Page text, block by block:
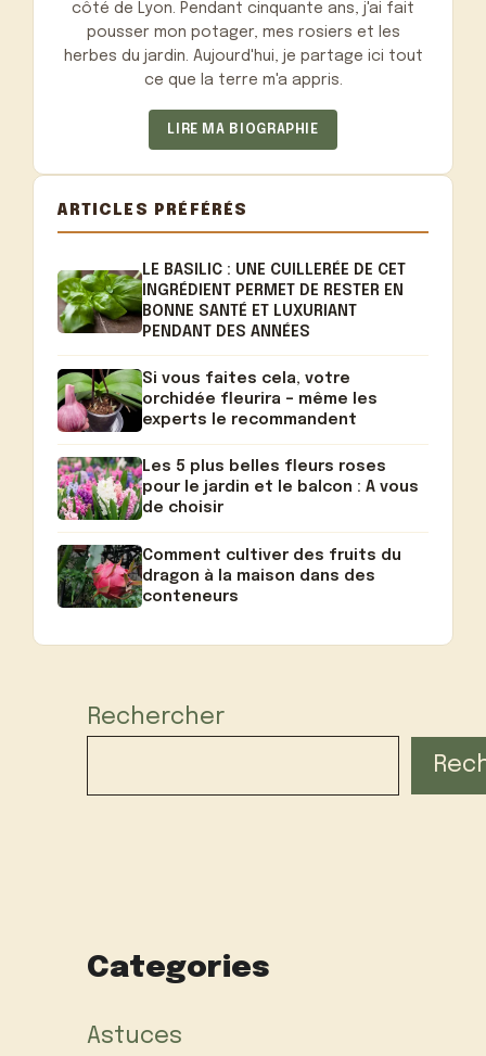
côté de Lyon. Pendant cinquante ans, j'ai fait
pousser mon potager, mes rosiers et les
herbes du jardin. Aujourd'hui, je partage ici tout
ce que la terre m'a appris.
LIRE MA BIOGRAPHIE
ARTICLES PRÉFÉRÉS
LE BASILIC : UNE CUILLERÉE DE CET
INGRÉDIENT PERMET DE RESTER EN
BONNE SANTÉ ET LUXURIANT
PENDANT DES ANNÉES
Si vous faites cela, votre
orchidée fleurira – même les
experts le recommandent
Les 5 plus belles fleurs roses
pour le jardin et le balcon : A vous
de choisir
Comment cultiver des fruits du
dragon à la maison dans des
conteneurs
Rechercher
Categories
Astuces